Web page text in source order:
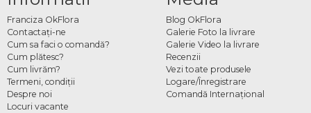
Franciza OkFlora
Contactaţi-ne
Cum sa faci o comandă?
Cum plătesc?
Cum livrăm?
Termeni, condiţii
Despre noi
Locuri vacante
Blog OkFlora
Galerie Foto la livrare
Galerie Video la livrare
Recenzii
Vezi toate produsele
Logare/Înregistrare
Comandă Internațional